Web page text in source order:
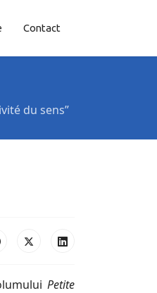
Contact
du sens”
Petite